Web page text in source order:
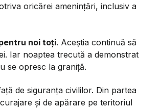
oricărei amenințări, inclusiv a
noi toți. Aceștia continuă să
Iar noaptea trecută a demonstrat
se opresc la graniță.
de siguranța civililor. Din partea
și de apărare pe teritoriul